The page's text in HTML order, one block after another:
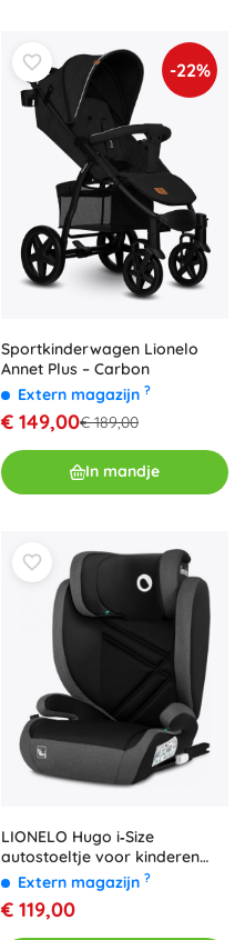
-22%
Sportkinderwagen Lionelo
Annet Plus – Carbon
Extern magazijn ?
€ 149,00€ 189,00
In mandje
LIONELO Hugo i‑Size
autostoeltje voor kinderen
100–150 cm, zwart‑grijs
Extern magazijn ?
€ 119,00